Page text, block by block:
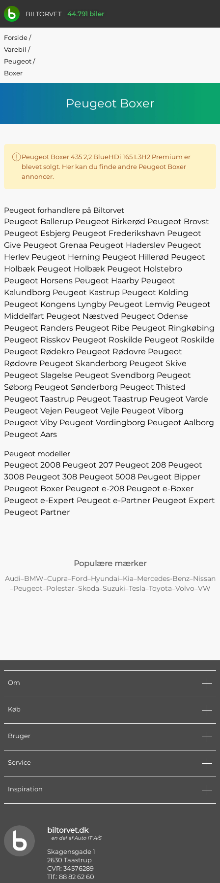
BILTORVET 44.791 biler
Forside/
Varebil /
Peugeot/
Boxer
Peugeot Boxer
Peugeot Boxer 435 2,2 BlueHDi 165 L3H2 Premium er
blevet solgt. Her kan du finde andre Peugeot Boxer
annoncer.
Peugeot forhandlere på Biltorvet
Peugeot Ballerup Peugeot Birkerød Peugeot Brovst
Peugeot Esbjerg Peugeot Frederikshavn Peugeot
Give Peugeot Grenaa Peugeot Haderslev Peugeot
Herlev Peugeot Herning Peugeot Hillerød Peugeot
Holbæk Peugeot Holbæk Peugeot Holstebro
Peugeot Horsens Peugeot Haarby Peugeot
Kalundborg Peugeot Kastrup Peugeot Kolding
Peugeot Kongens Lyngby Peugeot Lemvig Peugeot
Middelfart Peugeot Næstved Peugeot Odense
Peugeot Randers Peugeot Ribe Peugeot Ringkøbing
Peugeot Risskov Peugeot Roskilde Peugeot Roskilde
Peugeot Rødekro Peugeot Rødovre Peugeot
Rødovre Peugeot Skanderborg Peugeot Skive
Peugeot Slagelse Peugeot Svendborg Peugeot
Søborg Peugeot Sønderborg Peugeot Thisted
Peugeot Taastrup Peugeot Taastrup Peugeot Varde
Peugeot Vejen Peugeot Vejle Peugeot Viborg
Peugeot Viby Peugeot Vordingborg Peugeot Aalborg
Peugeot Aars
Peugeot modeller
Peugeot 2008 Peugeot 207 Peugeot 208 Peugeot
3008 Peugeot 308 Peugeot 5008 Peugeot Bipper
Peugeot Boxer Peugeot e-208 Peugeot e-Boxer
Peugeot e-Expert Peugeot e-Partner Peugeot Expert
Peugeot Partner
Populære mærker
Audi–BMW–Cupra–Ford–Hyundai–Kia–Mercedes-Benz–Nissan
–Peugeot–Polestar–Skoda–Suzuki–Tesla–Toyota–Volvo–VW
Om
Køb
Bruger
Service
Inspiration
biltorvet.dk
en del af Auto IT A/S
Skagensgade 1
2630 Taastrup
CVR: 34576289
Tlf.: 88 82 62 60